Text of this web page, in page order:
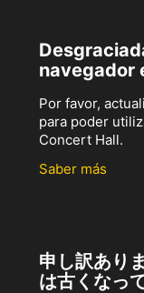
navegador
Por favor,
para poder
Concert Hall.
Saber más
申し訳あり
は古くなっ